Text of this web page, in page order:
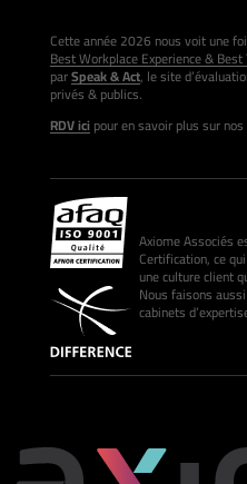
Cette année 2026 nous voit une
Best Workplace Experience & Best
parSpeak & Act, le site
privés & publics.
RDV icipour en savoir plus sur
Axiome Associés
Certification, ce
une culture client
Nous faisons
cabinets